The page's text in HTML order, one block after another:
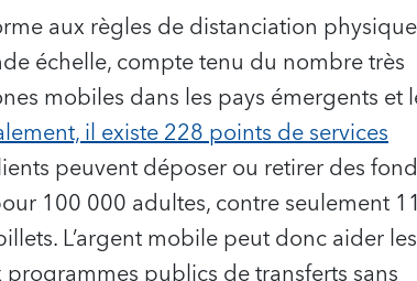
aux règles de distanciation
échelle, compte tenu du nombre très
mobiles dans les pays émergents et
il existe 228 points de services
peuvent déposer ou retirer des
100 000 adultes, contre seulement 11
L’argent mobile peut donc aider les